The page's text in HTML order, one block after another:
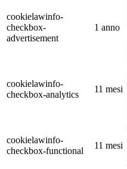
cookielawinfo-
checkbox-
advertisement
1 anno
cookielawinfo-
checkbox-analytics
11 mesi
cookielawinfo-
checkbox-functional
11 mesi